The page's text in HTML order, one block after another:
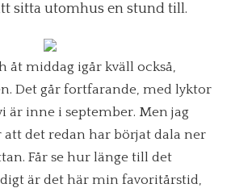
sitta utomhus en stund till.
åt middag igår kväll också,
Det går fortfarande, med lyktor
är inne i september. Men jag
det redan har börjat dala ner
Får se hur länge till det
är det här min favoritårstid,